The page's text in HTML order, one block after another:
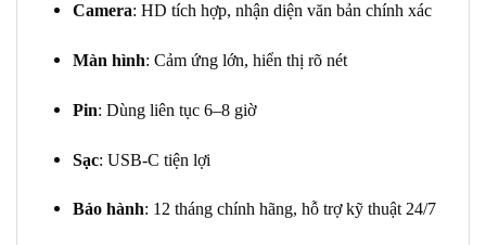
Camera: HD tích hợp, nhận diện văn bản chính xác
Màn hình: Cảm ứng lớn, hiển thị rõ nét
Pin: Dùng liên tục 6–8 giờ
Sạc: USB-C tiện lợi
Bảo hành: 12 tháng chính hãng, hỗ trợ kỹ thuật 24/7